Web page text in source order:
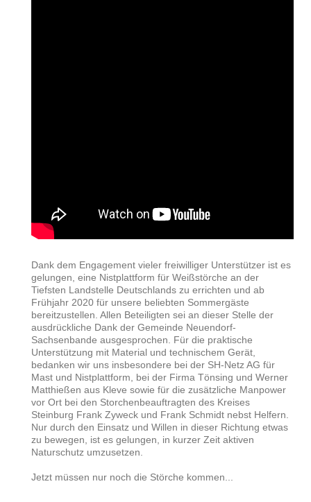
Dank dem Engagement vieler freiwilliger Unterstützer ist es
gelungen, eine Nistplattform für Weißstörche an der
Tiefsten Landstelle Deutschlands zu errichten und ab
Frühjahr 2020 für unsere beliebten Sommergäste
bereitzustellen. Allen Beteiligten sei an dieser Stelle der
ausdrückliche Dank der Gemeinde Neuendorf-
Sachsenbande ausgesprochen. Für die praktische
Unterstützung mit Material und technischem Gerät,
bedanken wir uns insbesondere bei der SH-Netz AG für
Mast und Nistplattform, bei der Firma Tönsing und Werner
Matthießen aus Kleve sowie für die zusätzliche Manpower
vor Ort bei den Storchenbeauftragten des Kreises
Steinburg Frank Zyweck und Frank Schmidt nebst Helfern.
Nur durch den Einsatz und Willen in dieser Richtung etwas
zu bewegen, ist es gelungen, in kurzer Zeit aktiven
Naturschutz umzusetzen.
Jetzt müssen nur noch die Störche kommen...